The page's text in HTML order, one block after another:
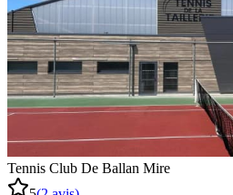
Tennis Club De Ballan Mire